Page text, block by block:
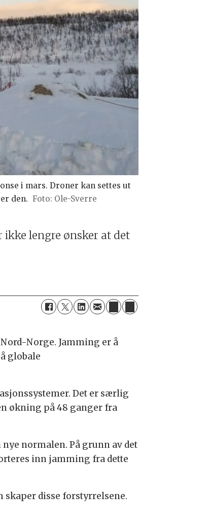
i mars. Droner kan settes ut
den.
Ole-Sverre
lengre ønsker at det
Norge. Jamming er å
globale
Det er særlig
økning på 48 ganger fra
normalen. På grunn av det
inn jamming fra dette
disse forstyrrelsene.